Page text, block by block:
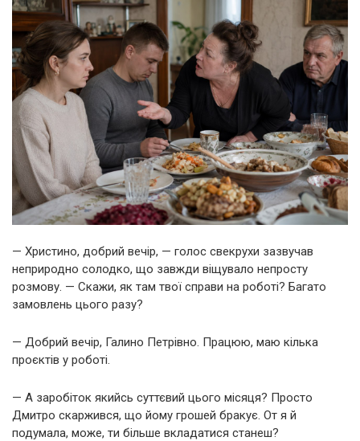
— Христино, добрий вечір, — голос свекрухи зазвучав
неприродно солодко, що завжди віщувало непросту
розмову. — Скажи, як там твої справи на роботі? Багато
замовлень цього разу?
— Добрий вечір, Галино Петрівно. Працюю, маю кілька
проєктів у роботі.
— А заробіток якийсь суттєвий цього місяця? Просто
Дмитро скаржився, що йому грошей бракує. От я й
подумала, може, ти більше вкладатися станеш?